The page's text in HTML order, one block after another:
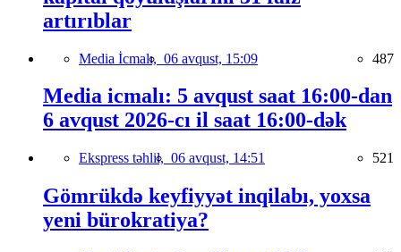
artırıblar
Media İcmalı, 06 avqust, 15:09 487
Media icmalı: 5 avqust saat 16:00-dan
6 avqust 2026-cı il saat 16:00-dək
Ekspress təhlil, 06 avqust, 14:51 521
Gömrükdə keyfiyyət inqilabı, yoxsa
yeni bürokratiya?